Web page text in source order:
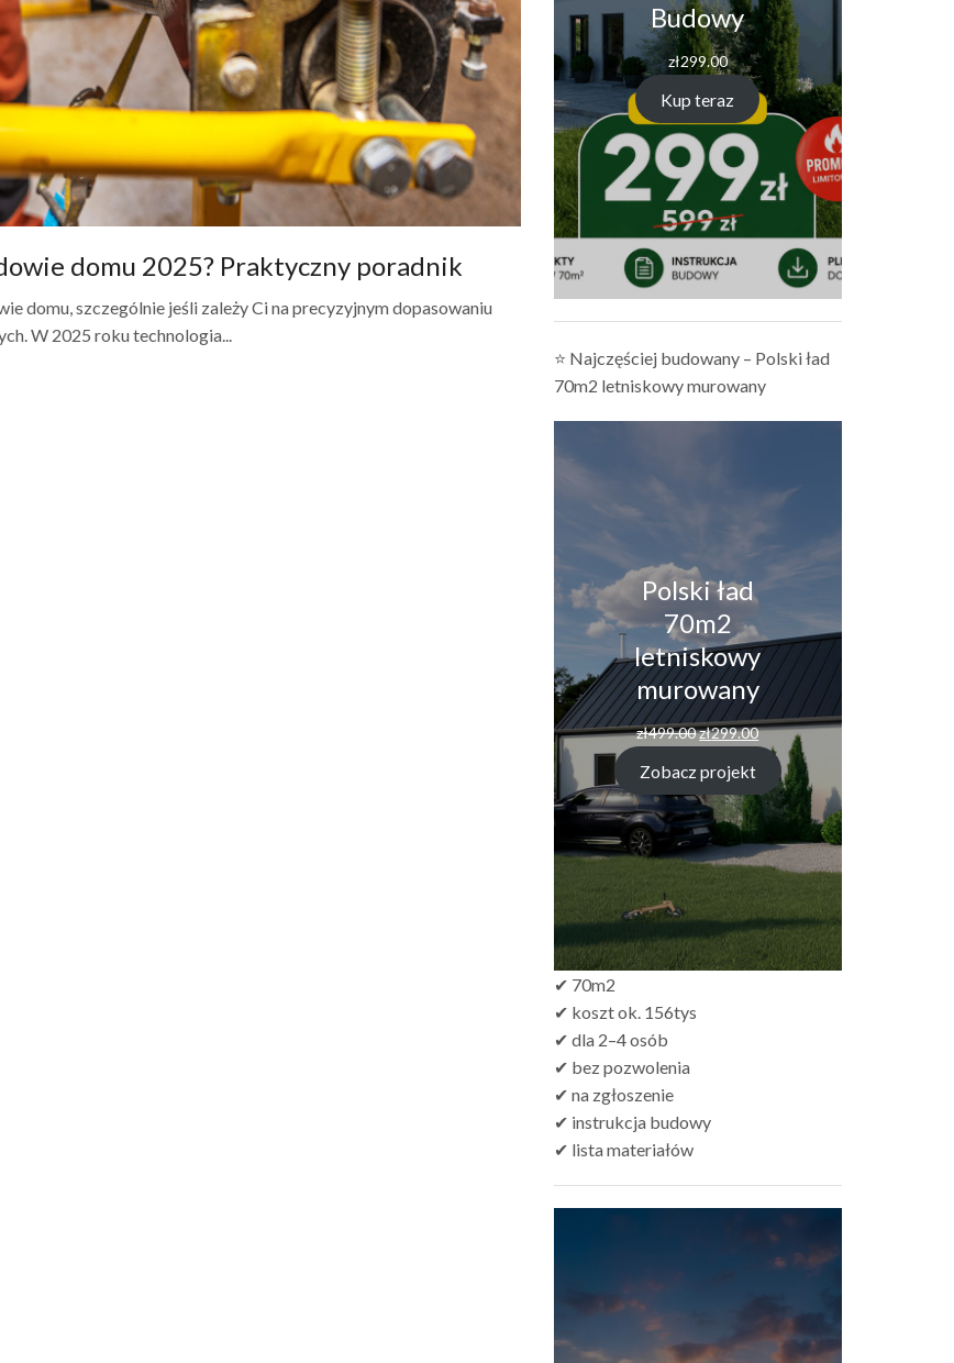
domu 2025? Praktyczny poradnik
domu, szczególnie jeśli zależy Ci na precyzyjnym dopasowaniu
W 2025 roku technologia...
Budowy
zł299.00
Kup teraz
⭐ Najczęściej budowany – Polski ład
70m2 letniskowy murowany
Polski ład
70m2
letniskowy
murowany
zł499.00Pierwotna
cena
wynosiła:
zł499.00.
zł299.00Aktualna
cena
wynosi:
zł299.00.
Zobacz projekt
✔ 70m2
✔ koszt ok. 156tys
✔ dla 2–4 osób
✔ bez pozwolenia
✔ na zgłoszenie
✔ instrukcja budowy
✔ lista materiałów